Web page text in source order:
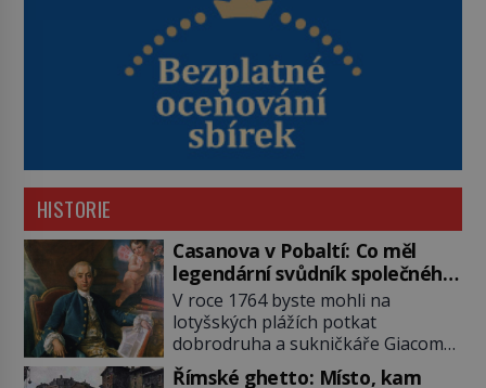
HISTORIE
Casanova v Pobaltí: Co měl
legendární svůdník společného
se svobodnými zednáři?
V roce 1764 byste mohli na
lotyšských plážích potkat
dobrodruha a sukničkáře Giacoma
Casanovu. Jeho cesta k Baltskému
Římské ghetto: Místo, kam